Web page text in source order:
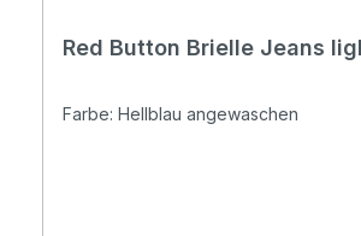
Red Button Brielle Jeans
Farbe: Hellblau angewaschen